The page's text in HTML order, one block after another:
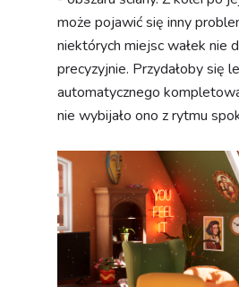
może pojawić się inny
niektórych miejsc wałek nie
precyzyjnie. Przydałoby się
automatycznego
nie wybijało ono z rytmu